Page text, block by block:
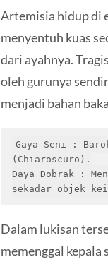
Artemisia hidup di
menyentuh kuas
dari ayahnya.
oleh gurunya
menjadi bahan
Gaya Seni :
(Chiaroscuro).
Daya Dobrak :
Dalam lukisan
memenggal kepala